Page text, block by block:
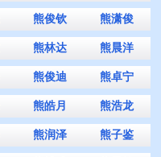
熊俊钦 熊潇俊
熊林达 熊晨洋
熊俊迪 熊卓宁
熊皓月 熊浩龙
熊润泽 熊子鉴